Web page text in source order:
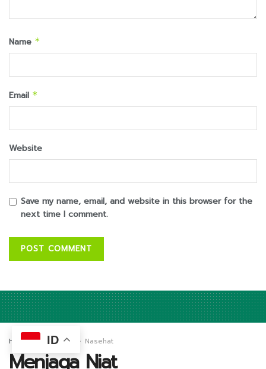
Name *
Email *
Website
Save my name, email, and website in this browser for the
next time I comment.
Home Dari Kami Nasehat
Menjaga Niat
ID